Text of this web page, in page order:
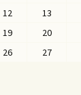
12 13
19 20
26 27